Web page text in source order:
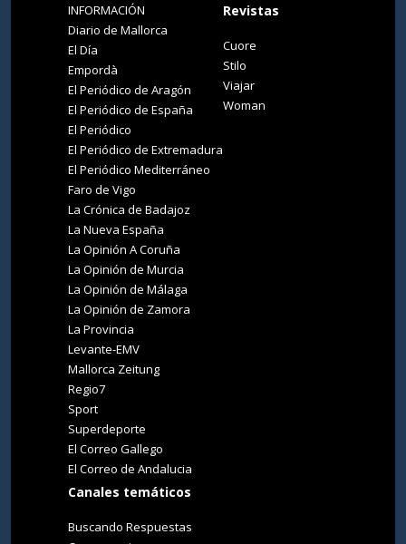
INFORMACIÓN
Diario de Mallorca
El Día
Empordà
El Periódico de Aragón
El Periódico de España
El Periódico
El Periódico de Extremadura
El Periódico Mediterráneo
Faro de Vigo
La Crónica de Badajoz
La Nueva España
La Opinión A Coruña
La Opinión de Murcia
La Opinión de Málaga
La Opinión de Zamora
La Provincia
Levante-EMV
Mallorca Zeitung
Regio7
Sport
Superdeporte
El Correo Gallego
El Correo de Andalucia
Canales temáticos
Buscando Respuestas
Revistas
Cuore
Stilo
Viajar
Woman